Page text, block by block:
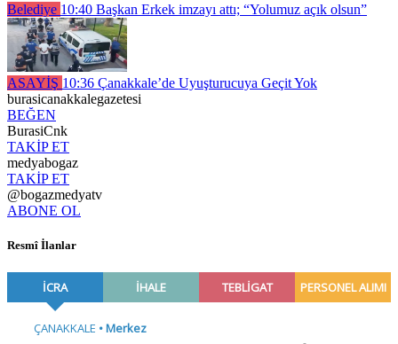
Belediye 10:40 Başkan Erkek imzayı attı; “Yolumuz açık olsun”
ASAYİŞ 10:36 Çanakkale’de Uyuşturucuya Geçit Yok
burasicanakkalegazetesi
BEĞEN
BurasiCnk
TAKİP ET
medyabogaz
TAKİP ET
@bogazmedyatv
ABONE OL
Resmî İlanlar